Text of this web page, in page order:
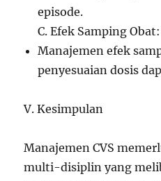
episode.
C. Efek Samping Obat:
Manajemen efek
penyesuaian dosis
V. Kesimpulan
Manajemen CVS
multi-disiplin yang